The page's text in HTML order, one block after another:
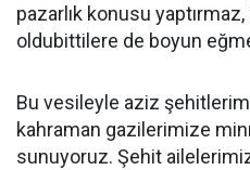
pazarlık konusu
oldubittilere de boyun
Bu vesileyle aziz
kahraman gazilerimize
sunuyoruz. Şehit